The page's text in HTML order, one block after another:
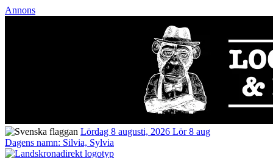
Annons
Lördag 8 augusti, 2026 Lör 8 aug
Dagens namn: Silvia, Sylvia